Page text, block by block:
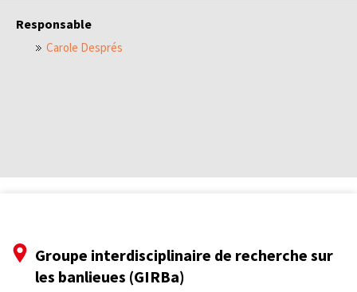
Responsable
Carole Després
Groupe interdisciplinaire de recherche sur
les banlieues (GIRBa)